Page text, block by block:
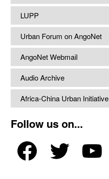
LUPP
Urban Forum on AngoNet
AngoNet Webmail
Audio Archive
Africa-China Urban Initiative
Follow us on...